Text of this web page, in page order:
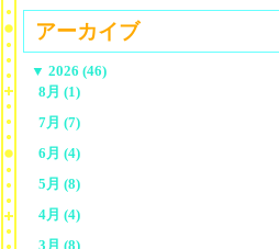
アーカイブ
▼ 2026 (46)
8月 (1)
7月 (7)
6月 (4)
5月 (8)
4月 (4)
3月 (8)